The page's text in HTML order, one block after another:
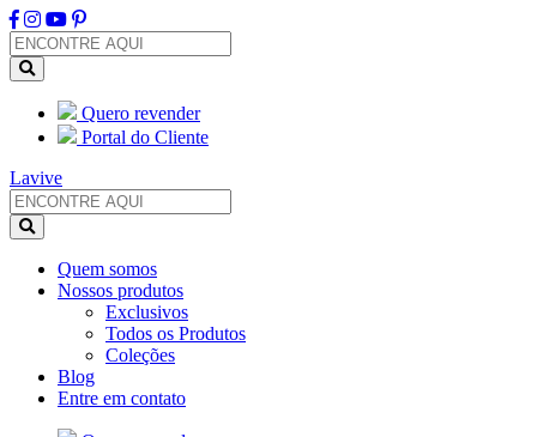
Quero revender
Portal do Cliente
Lavive
Quem somos
Nossos produtos
Exclusivos
Todos os Produtos
Coleções
Blog
Entre em contato